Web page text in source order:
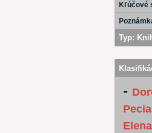
Kľúčové
Typ:
-
Elena